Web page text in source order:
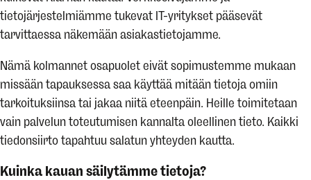
tietojärjestelmiämme tukevat IT-yritykset pääsevät
tarvittaessa näkemään asiakastietojamme.
Nämä kolmannet osapuolet eivät sopimustemme mukaan
missään tapauksessa saa käyttää mitään tietoja omiin
tarkoituksiinsa tai jakaa niitä eteenpäin. Heille toimitetaan
vain palvelun toteutumisen kannalta oleellinen tieto. Kaikki
tiedonsiirto tapahtuu salatun yhteyden kautta.
Kuinka kauan säilytämme tietoja?